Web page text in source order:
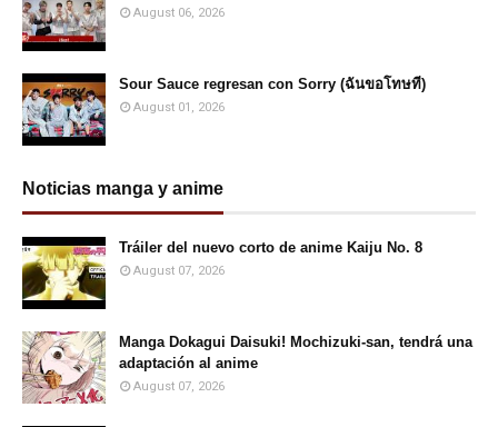
August 06, 2026
Sour Sauce regresan con Sorry (ฉันขอโทษที)
August 01, 2026
Noticias manga y anime
Tráiler del nuevo corto de anime Kaiju No. 8
August 07, 2026
Manga Dokagui Daisuki! Mochizuki-san, tendrá una
adaptación al anime
August 07, 2026